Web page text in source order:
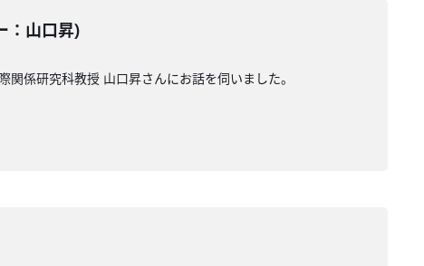
：山口昇)
係研究科教授 山口昇さんにお話を伺いました。